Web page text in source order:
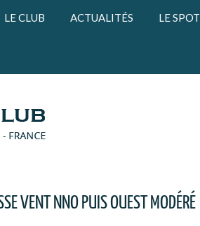
LE CLUB ACTUALITÉS LE SPOT
VENT NNO PUIS OUEST MODÉRÉ